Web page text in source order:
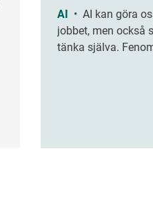
AI •
jobbet, men också
tänka själva.